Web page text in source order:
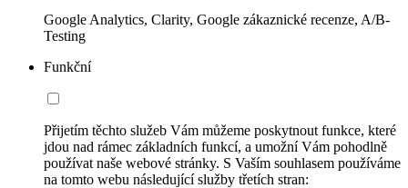
Google Analytics, Clarity, Google zákaznické recenze, A/B-
Testing
Funkční
Přijetím těchto služeb Vám můžeme poskytnout funkce, které
jdou nad rámec základních funkcí, a umožní Vám pohodlně
používat naše webové stránky. S Vaším souhlasem používáme
na tomto webu následující služby třetích stran: